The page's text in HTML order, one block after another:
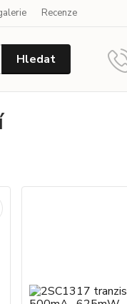
Recenze
Hledat